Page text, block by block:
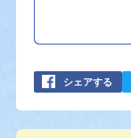
シェアする